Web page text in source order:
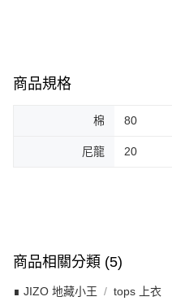
商品規格
棉 80
尼龍 20
商品相關分類 (5)
∎ JIZO 地藏小王 tops 上衣